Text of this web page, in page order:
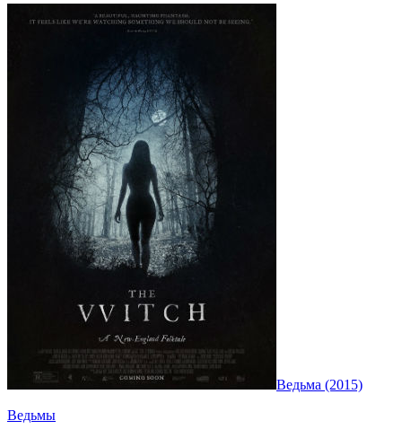
Ведьма (2015)
Ведьмы